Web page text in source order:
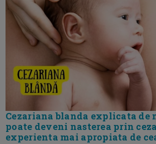
Cezariana blanda explicata de
poate deveni nasterea prin
experienta mai apropiata de